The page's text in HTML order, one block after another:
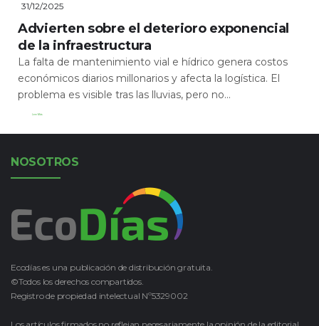
31/12/2025
Advierten sobre el deterioro exponencial
de la infraestructura
La falta de mantenimiento vial e hídrico genera costos
económicos diarios millonarios y afecta la logística. El
problema es visible tras las lluvias, pero no...
Leer Más
NOSOTROS
Ecodías es una publicación de distribución gratuita.
©Todos los derechos compartidos.
Registro de propiedad intelectual Nº5329002